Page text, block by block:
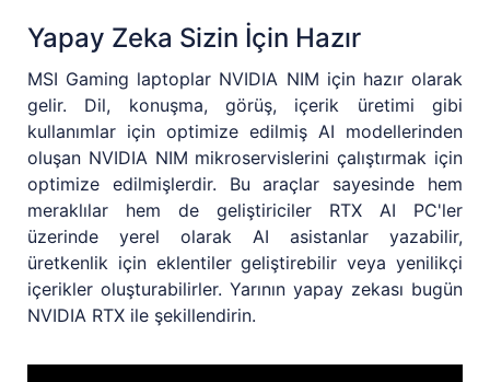
Yapay Zeka Sizin İçin Hazır
MSI Gaming laptoplar NVIDIA NIM için hazır olarak
gelir. Dil, konuşma, görüş, içerik üretimi gibi
kullanımlar için optimize edilmiş AI modellerinden
oluşan NVIDIA NIM mikroservislerini çalıştırmak için
optimize edilmişlerdir. Bu araçlar sayesinde hem
meraklılar hem de geliştiriciler RTX AI PC'ler
üzerinde yerel olarak AI asistanlar yazabilir,
üretkenlik için eklentiler geliştirebilir veya yenilikçi
içerikler oluşturabilirler. Yarının yapay zekası bugün
NVIDIA RTX ile şekillendirin.